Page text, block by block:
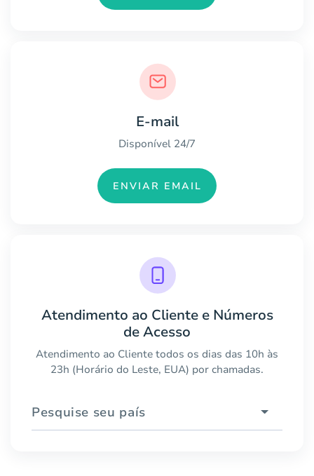
E-mail
Disponível 24/7
ENVIAR EMAIL
Atendimento ao Cliente e Números
de Acesso
Atendimento ao Cliente todos os dias das 10h às
23h (Horário do Leste, EUA) por chamadas.
Pesquise seu país